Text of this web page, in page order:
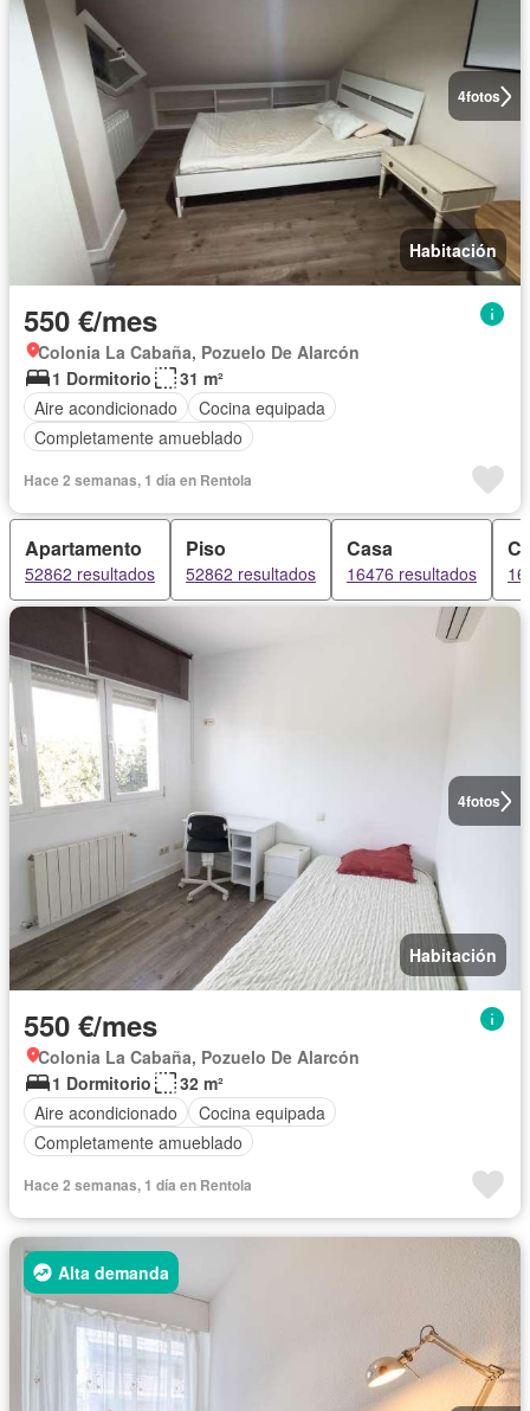
4fotos
Habitación
550 €/mes
Colonia La Cabaña, Pozuelo De Alarcón
1 Dormitorio
31 m²
Aire acondicionado
Cocina equipada
Completamente amueblado
Hace 2 semanas, 1 día en Rentola
Apartamento
52862 resultados
Piso
52862 resultados
Casa
16476 resultados
4fotos
Habitación
550 €/mes
Colonia La Cabaña, Pozuelo De Alarcón
1 Dormitorio
32 m²
Aire acondicionado
Cocina equipada
Completamente amueblado
Hace 2 semanas, 1 día en Rentola
Alta demanda